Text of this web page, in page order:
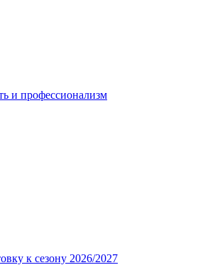
и профессионализм
к сезону 2026/2027